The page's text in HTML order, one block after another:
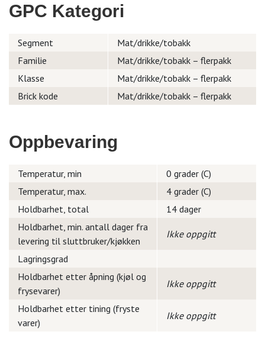
GPC Kategori
Segment
Mat/drikke/tobakk
Familie
Mat/drikke/tobakk – flerpakk
Klasse
Mat/drikke/tobakk – flerpakk
Brick kode
Mat/drikke/tobakk – flerpakk
Oppbevaring
Temperatur, min
0 grader (C)
Temperatur, max.
4 grader (C)
Holdbarhet, total
14 dager
Holdbarhet, min. antall dager fra
levering til sluttbruker/kjøkken
Ikke oppgitt
Lagringsgrad
Holdbarhet etter åpning (kjøl og
frysevarer)
Ikke oppgitt
Holdbarhet etter tining (fryste
varer)
Ikke oppgitt